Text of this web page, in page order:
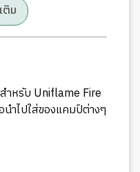
ติม
สำหรับ Uniflame Fire
ำไปใส่ของแคมป์ต่างๆ